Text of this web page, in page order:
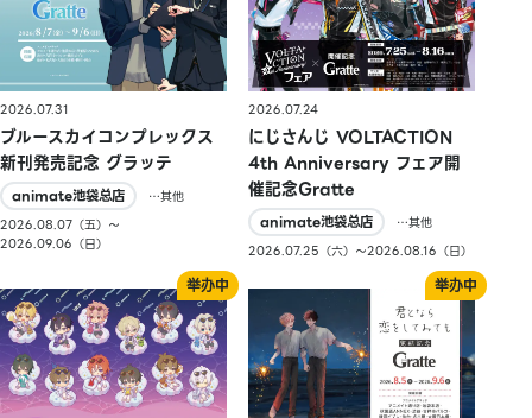
2026.07.31
ブルースカイコンプレックス
新刊発売記念 グラッテ
animate池袋总店
…其他
2026.08.07（五）〜
2026.09.06（日）
2026.07.24
にじさんじ VOLTACTION
4th Anniversary フェア開
催記念Gratte
animate池袋总店
…其他
2026.07.25（六）〜2026.08.16（日）